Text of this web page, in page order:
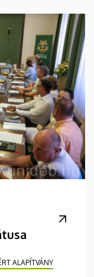
ALAPÍTVÁNY